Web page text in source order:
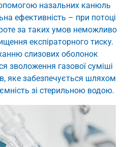
назальних канюль
ефективність – при потоці
за таких умов неможливо
експіраторного тиску.
слизових оболонок
зволоження газової суміші
яке забезпечується шляхом
зі стерильною водою.